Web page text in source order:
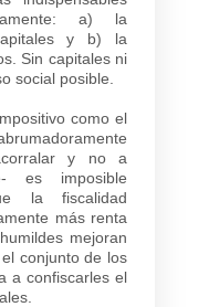
a) la
y b) la
Sin capitales ni
social posible.
como el
y no a
es imposible
la fiscalidad
más renta
mejoran
conjunto de los
a confiscarles el